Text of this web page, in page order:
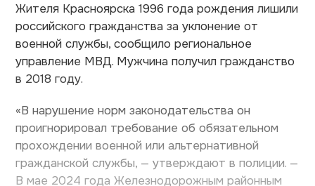
Жителя Красноярска 1996 года рождения лишили
российского гражданства за уклонение от
военной службы, сообщило региональное
управление МВД. Мужчина получил гражданство
в 2018 году.
«В нарушение норм законодательства он
проигнорировал требование об обязательном
прохождении военной или альтернативной
гражданской службы, — утверждают в полиции. —
В мае 2024 года Железнодорожным районным